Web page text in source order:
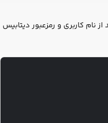
نام کاربری و رمزعبور دیتابیس